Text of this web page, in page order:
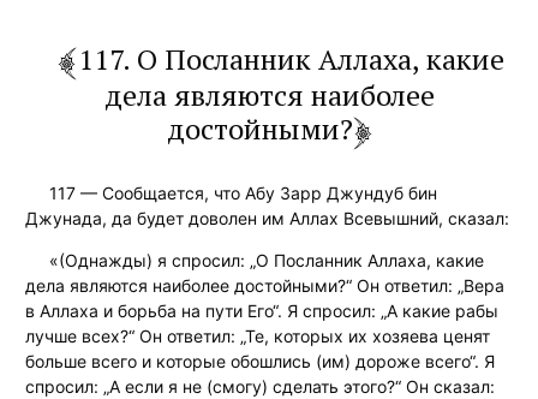
117. О Посланник Аллаха, какие
дела являются наиболее
достойными?
117 — Сообщается, что Абу Зарр Джундуб бин
Джунада, да будет доволен им Аллах Всевышний, сказал:
«(Однажды) я спросил: „О Посланник Аллаха, какие
дела являются наиболее достойными?“ Он ответил: „Вера
в Аллаха и борьба на пути Его“. Я спросил: „А какие рабы
лучше всех?“ Он ответил: „Те, которых их хозяева ценят
больше всего и которые обошлись (им) дороже всего“. Я
спросил: „А если я не (смогу) сделать этого?“ Он сказал: